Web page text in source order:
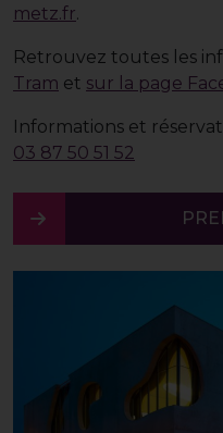
metz.fr.
Retrouvez toutes les
Tram et sur la page
Informations et
03 87 50 51 52